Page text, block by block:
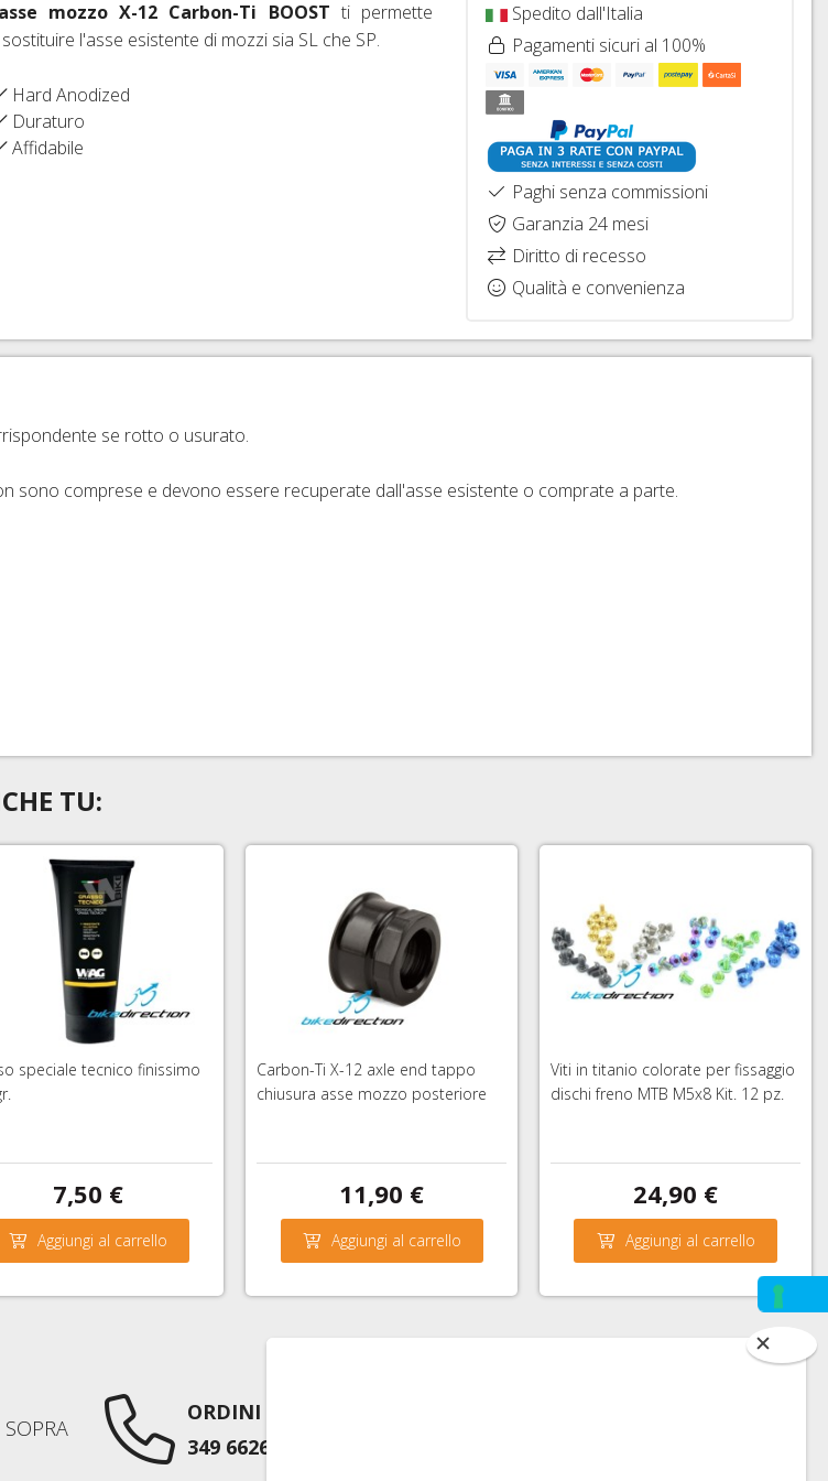
ACCESSORI
E ACCESSORI
AVID
E MTB
asse mozzo X-12 Carbon-Ti BOOST ti permette
l'asse esistente di mozzi sia SL che SP.
Hard Anodized
Duraturo
Affidabile
Spedito dall'Italia
Pagamenti sicuri al 100%
Paghi senza commissioni
Garanzia 24 mesi
Diritto di recesso
Qualità e convenienza
se rotto o usurato.
sono comprese e devono essere recuperate dall'asse esistente o comprate a parte.
TU:
speciale tecnico finissimo
7,50 €
Aggiungi al carrello
Carbon-Ti X-12 axle end tappo
chiusura asse mozzo posteriore
11,90 €
Aggiungi al carrello
Viti in titanio colorate per fissaggio
dischi freno MTB M5x8 Kit. 12 pz.
24,90 €
Aggiungi al carrello
ORDINI TELEFONICI
349 6626752